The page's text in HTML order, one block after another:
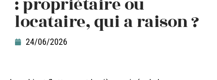
locataire, qui a raison ?
24/06/2026